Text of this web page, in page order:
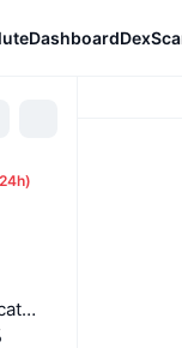
Dashboard
24h)
(24h)